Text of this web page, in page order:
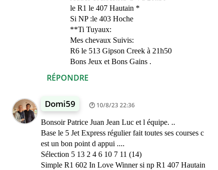
RÉPONDRE
le R1 le 407 Hautain *
Si NP :le 403 Hoche
**Ti Tuyaux:
Mes chevaux Suivis:
R6 le 513 Gipson Creek à 21h50
Bons Jeux et Bons Gains .
Domi59 10/8/23 22:36
Bonsoir Patrice Juan Jean Luc et l équipe. ..
Base le 5 Jet Express régulier fait toutes ses courses c
est un bon point d appui ....
Sélection 5 13 2 4 6 10 7 11 (14)
Simple R1 602 In Love Winner si np R1 407 Hautain